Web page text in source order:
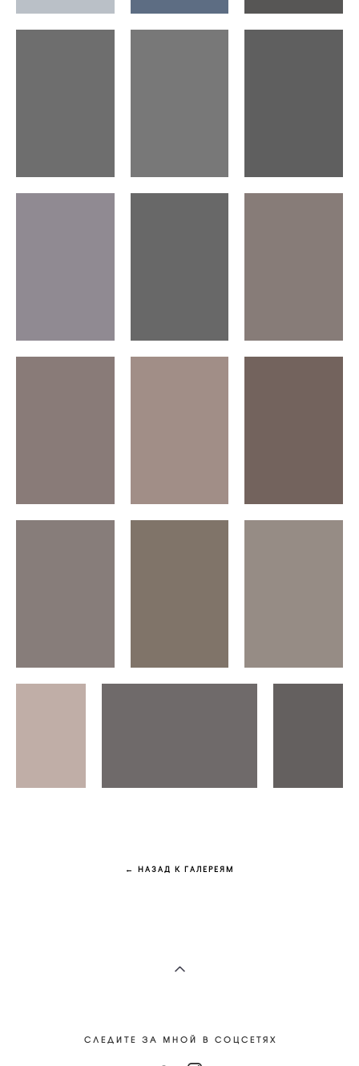
← НАЗАД К ГАЛЕРЕЯМ
С Л Е Д И Т Е З А М Н О Й В С О Ц С Е Т Я Х